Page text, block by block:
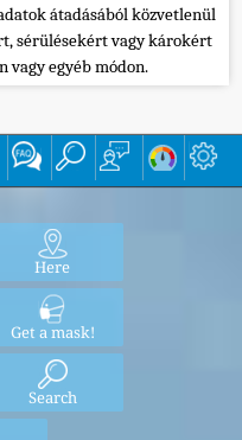
átadásából közvetlenül
sérülésekért vagy károkért
vagy egyéb módon.
Here
Get a mask!
Search